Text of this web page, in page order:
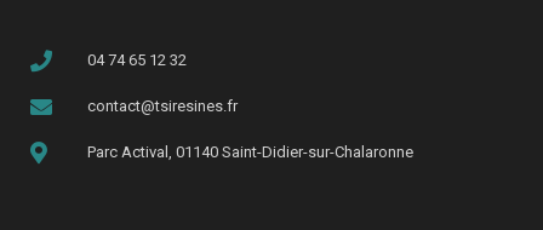
04 74 65 12 32
contact@tsiresines.fr
Parc Actival, 01140 Saint-Didier-sur-Chalaronne